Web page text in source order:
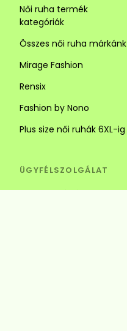
Női ruha termék
kategóriák
Összes női ruha márkánk
Mirage Fashion
Rensix
Fashion by Nono
Plus size női ruhák 6XL-ig
ÜGYFÉLSZOLGÁLAT
Visszaküldés és csere